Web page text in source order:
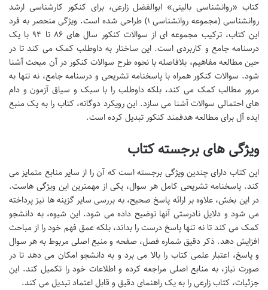
کتاب «روانشناسی بالینی» ابوالفضل زارعی، برای کنکور کارشناسی ارشد
روانشناسی (مجموعه روانشناسی ۱) طراحی شده است. ویژگی منحصر به فرد
این کتاب، ترکیب مجموعه ای از سوالات کنکور سال های ۸۶ تا ۹۴ با یک
درسنامه جامع و کاربردی است. این ساختار به داوطلب کمک می کند تا در
حین مطالعه مفاهیم، بلافاصله با نحوه طرح سوالات کنکور در آن مبحث آشنا
شود. سوالات کنکور همراه با پاسخنامه تشریحی و درسنامه جامع، نه تنها به
مرور مطالب کمک می کند، بلکه داوطلب را با سبک و سیاق آزمون و دام
های احتمالی سوالات آشنا می سازد. این رویکرد دوگانه، کتاب را به یک منبع
ایده آل برای مطالعه هدفمند کنکور تبدیل کرده است.
ویژگی های برجسته کتاب
این کتاب دارای چندین ویژگی برجسته است که آن را از سایر منابع متمایز می
کند. پاسخنامه تشریحی کامل هر سوال، یکی از مهمترین این ویژگی هاست.
در این بخش، علاوه بر ارائه پاسخ صحیح، به بررسی سایر گزینه ها نیز پرداخته
می شود و دلایل نادرستی آنها توضیح داده می شود. این شیوه، به دانشجو
کمک می کند تا نه تنها پاسخ درست را بداند، بلکه عمق فهم خود را از مباحث
افزایش دهد. ذکر دقیق شماره فصل، صفحه و منبع اصلی مربوط به هر سوال
و پاسخ، اعتبار علمی کتاب را بالا می برد و به دانشجو امکان می دهد تا در
صورت نیاز، به منابع اصلی مراجعه کرده و اطلاعات خود را تکمیل کند. این
جزئیات، کتاب زارعی را به یک راهنمای دقیق و قابل اعتماد تبدیل می کند.